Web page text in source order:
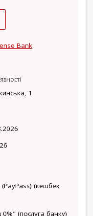
Bank
1
(кешбек
0%" (послуга банку)